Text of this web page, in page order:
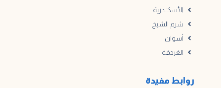
روابط مفيدة
الأسكندرية
شرم الشيخ
أسوان
الغردقة